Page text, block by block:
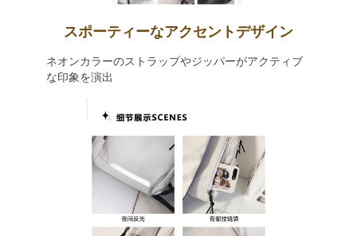
スポーティーなアクセントデザイン
ネオンカラーのストラップやジッパーがアクティブ
な印象を演出